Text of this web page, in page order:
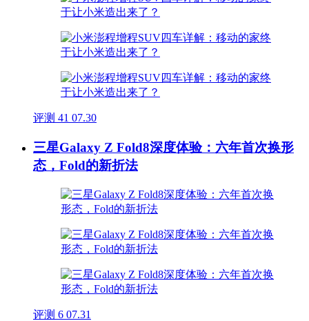
评测 41 07.30
三星Galaxy Z Fold8深度体验：六年首次换形
态，Fold的新折法
评测 6 07.31